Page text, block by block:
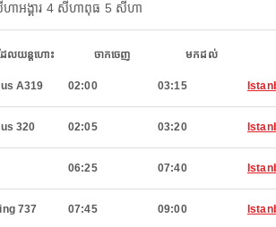
ហាអង្គារ 4 សីហាពុធ 5 សីហា
ែលយន្តហោះ ចាកចេញ មកដល់
A319 02:00 03:15
320 02:05 03:20
06:25 07:40
737 07:45 09:00